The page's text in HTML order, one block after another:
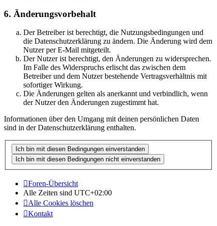
6. Änderungsvorbehalt
Der Betreiber ist berechtigt, die Nutzungsbedingungen und
die Datenschutzerklärung zu ändern. Die Änderung wird dem
Nutzer per E-Mail mitgeteilt.
Der Nutzer ist berechtigt, den Änderungen zu widersprechen.
Im Falle des Widerspruchs erlischt das zwischen dem
Betreiber und dem Nutzer bestehende Vertragsverhältnis mit
sofortiger Wirkung.
Die Änderungen gelten als anerkannt und verbindlich, wenn
der Nutzer den Änderungen zugestimmt hat.
Informationen über den Umgang mit deinen persönlichen Daten
sind in der Datenschutzerklärung enthalten.
Foren-Übersicht
Alle Zeiten sind UTC+02:00
Alle Cookies löschen
Kontakt